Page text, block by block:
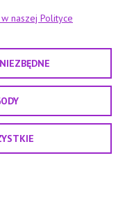
naszej Polityce